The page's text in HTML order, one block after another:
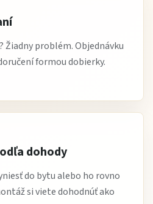
Žiadny problém. Objednávku
formou dobierky.
dohody
do bytu alebo ho rovno
si viete dohodnúť ako